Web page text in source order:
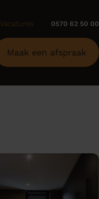
Vacatures 0570 62 50 00
Maak een afspraak